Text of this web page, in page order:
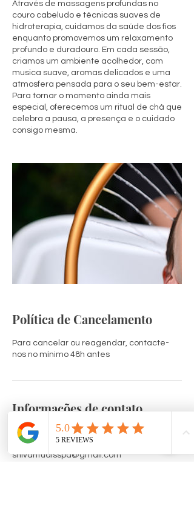
Através de massagens profundas no
couro cabeludo e técnicas suaves de
hidroterapia, cuidamos da saúde dos fios
enquanto promovemos um relaxamento
profundo e duradouro. Em cada sessão,
criamos um ambiente acolhedor, com
musica suave, aromas delicados e uma
atmosfera pensada para o seu bem-estar.
Para tornar o momento ainda mais
especial, oferecemos um ritual de chá que
celebra a pausa, a presença e o cuidado
consigo mesma.
Política de Cancelamento
Para cancelar ou reagendar, contacte-
nos no mínimo 48h antes
Informações de contato
Rua de São Félix no12, Ericeira, Portugal
968856209
shivaritualsspa@gmail.com